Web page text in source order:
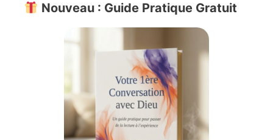
Nouveau : Guide Pratique Gratuit